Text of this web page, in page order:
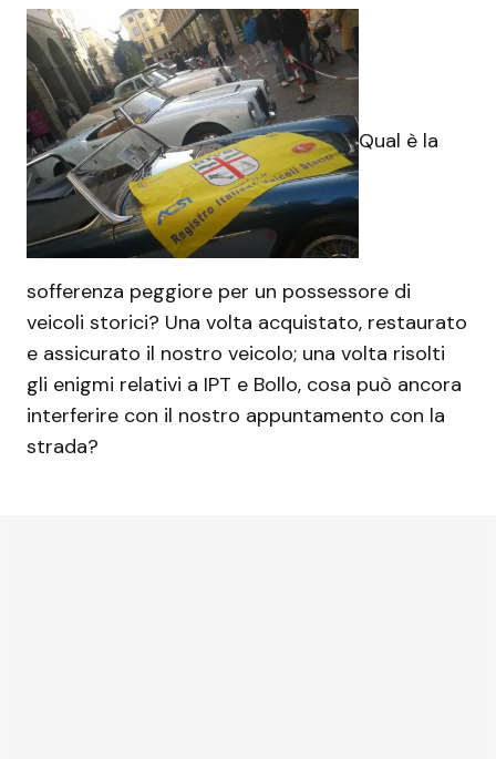
Qual è la
sofferenza peggiore per un possessore di
veicoli storici? Una volta acquistato, restaurato
e assicurato il nostro veicolo; una volta risolti
gli enigmi relativi a IPT e Bollo, cosa può ancora
interferire con il nostro appuntamento con la
strada?